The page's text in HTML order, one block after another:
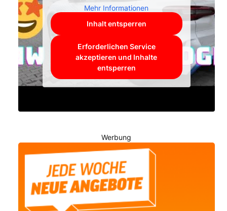
Mehr Informationen
Inhalt entsperren
Erforderlichen Service
akzeptieren und Inhalte
entsperren
Werbung